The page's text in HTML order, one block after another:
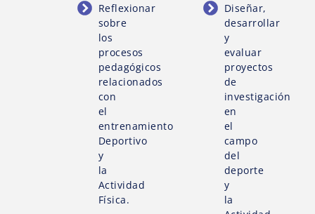
Reflexionar
sobre
los
procesos
pedagógicos
relacionados
con
el
entrenamiento
Deportivo
y
la
Actividad
Física.
Diseñar,
desarrollar
y
evaluar
proyectos
de
investigación
en
el
campo
del
deporte
y
la